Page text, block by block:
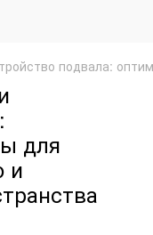
подвала:
для
и